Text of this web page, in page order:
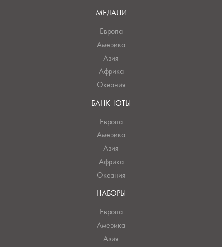
МЕДАЛИ
Европа
Америка
Азия
Африка
Океания
БАНКНОТЫ
Европа
Америка
Азия
Африка
Океания
НАБОРЫ
Европа
Америка
Азия